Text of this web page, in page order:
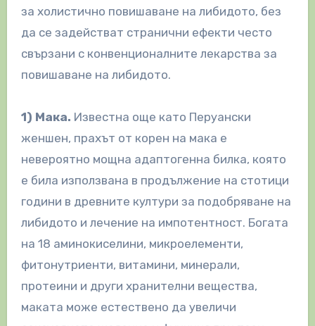
за холистично повишаване на либидото, без
да се задействат странични ефекти често
свързани с конвенционалните лекарства за
повишаване на либидото.
1) Мака. Известна още като Перуански
женшен, прахът от корен на мака е
невероятно мощна адаптогенна билка, която
е била използвана в продължение на стотици
години в древните култури за подобряване на
либидото и лечение на импотентност. Богата
на 18 аминокиселини, микроелементи,
фитонутриенти, витамини, минерали,
протеини и други хранителни вещества,
маката може естествено да увеличи